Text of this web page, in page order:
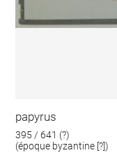
papyrus
395 / 641 (?)
(époque byzantine [?])